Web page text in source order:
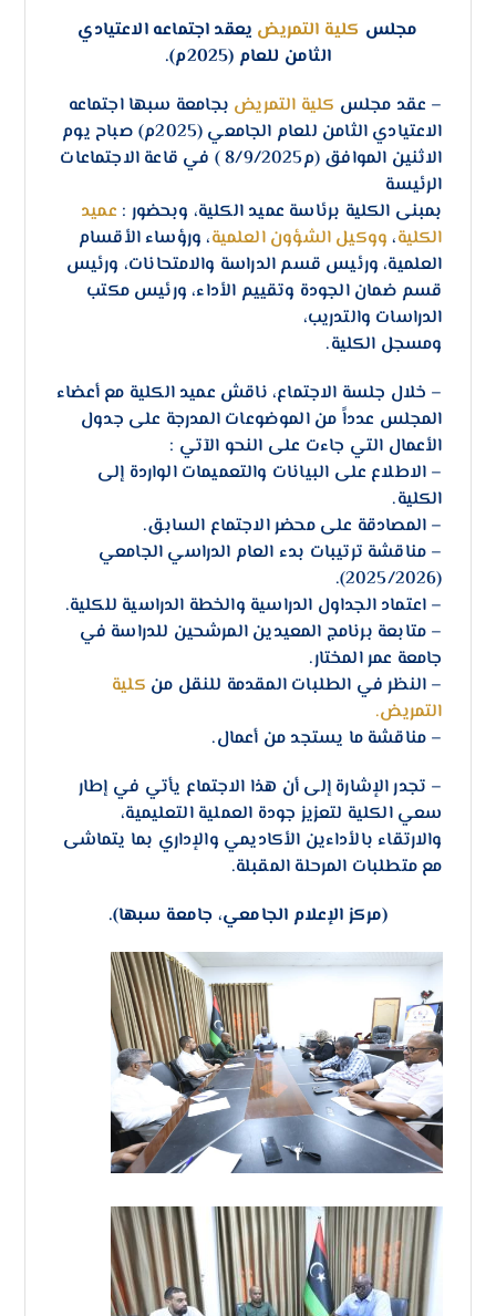
مجلس كلية التمريض يعقد اجتماعه الاعتيادي
الثامن للعام (2025م).
– عقد مجلس كلية التمريض بجامعة سبها اجتماعه
الاعتيادي الثامن للعام الجامعي (2025م) صباح يوم
الاثنين الموافق (م8/9/2025 ) في قاعة الاجتماعات
الرئيسة
بمبنى الكلية برئاسة عميد الكلية، وبحضور : عميد
الكلية، ووكيل الشؤون العلمية، ورؤساء الأقسام
العلمية، ورئيس قسم الدراسة والامتحانات، ورئيس
قسم ضمان الجودة وتقييم الأداء، ورئيس مكتب
الدراسات والتدريب،
ومسجل الكلية.
– خلال جلسة الاجتماع، ناقش عميد الكلية مع أعضاء
المجلس عدداً من الموضوعات المدرجة على جدول
الأعمال التي جاءت على النحو الآتي :
– الاطلاع على البيانات والتعميمات الواردة إلى
الكلية.
– المصادقة على محضر الاجتماع السابق.
– مناقشة ترتيبات بدء العام الدراسي الجامعي
(2025/2026).
– اعتماد الجداول الدراسية والخطة الدراسية للكلية.
– متابعة برنامج المعيدين المرشحين للدراسة في
جامعة عمر المختار.
– النظر في الطلبات المقدمة للنقل من كلية
التمريض.
– مناقشة ما يستجد من أعمال.
– تجدر الإشارة إلى أن هذا الاجتماع يأتي في إطار
سعي الكلية لتعزيز جودة العملية التعليمية،
والارتقاء بالأداءين الأكاديمي والإداري بما يتماشى
مع متطلبات المرحلة المقبلة.
(مركز الإعلام الجامعي، جامعة سبها).